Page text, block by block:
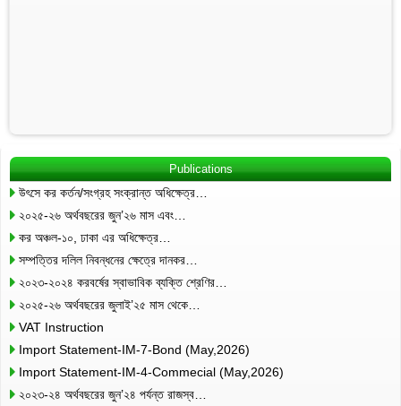
Publications
উৎসে কর কর্তন/সংগ্রহ সংক্রান্ত অধিক্ষেত্র…
২০২৫-২৬ অর্থবছরের জুন’২৬ মাস এবং…
কর অঞ্চল-১০, ঢাকা এর অধিক্ষেত্র…
সম্পত্তির দলিল নিবন্ধনের ক্ষেত্রে দানকর…
২০২৩-২০২৪ করবর্ষের স্বাভাবিক ব্যক্তি শ্রেণির…
২০২৫-২৬ অর্থবছরের জুলাই’২৫ মাস থেকে…
VAT Instruction
Import Statement-IM-7-Bond (May,2026)
Import Statement-IM-4-Commecial (May,2026)
২০২৩-২৪ অর্থবছরের জুন’২৪ পর্যন্ত রাজস্ব…